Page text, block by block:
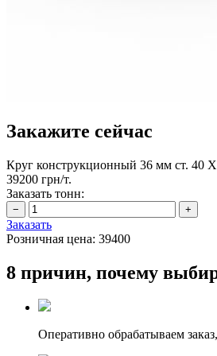
Закажите сейчас
Круг конструкционный 36 мм ст. 40
39200 грн/т.
Заказать тонн:
Заказать
Розничная цена: 39400
8 причин, почему
Оперативно обрабатываем